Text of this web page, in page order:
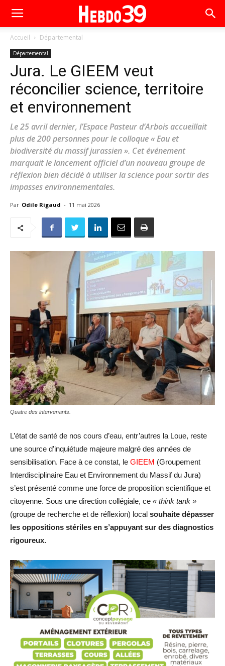
Accueil Départemental
Départemental
Jura. Le GIEEM veut
réconcilier science, territoire
et environnement
Le 25 avril dernier, l’Espace Pasteur d’Arbois accueillait
plus de 200 personnes pour le colloque « Eau et
biodiversité du massif jurassien ». Cet événement
marquait le lancement officiel d’un nouveau groupe de
réflexion bien décidé à utiliser la science pour sortir des
impasses environnementales.
Par Odile Rigaud - 11 mai 2026
Quatre des intervenants.
L’état de santé de nos cours d’eau, entr’autres la Loue, reste
une source d’inquiétude majeure malgré des années de
sensibilisation. Face à ce constat, le GIEEM (Groupement
Interdisciplinaire Eau et Environnement du Massif du Jura)
s’est présenté comme une force de proposition scientifique et
citoyenne. Sous une direction collégiale, ce « think tank »
(groupe de recherche et de réflexion) local souhaite dépasser
les oppositions stériles en s’appuyant sur des diagnostics
rigoureux.